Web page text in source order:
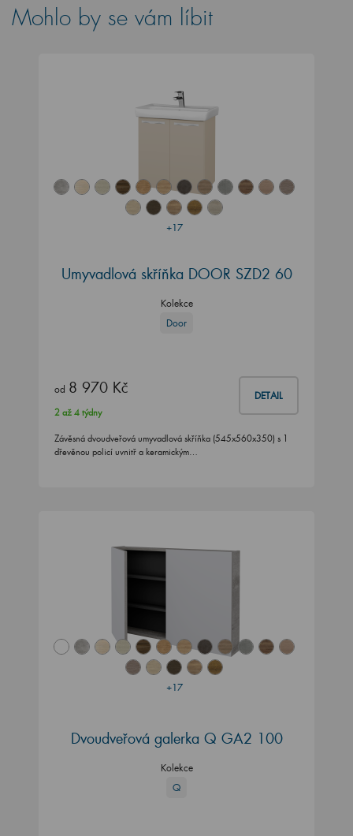
Mohlo by se vám líbit
+17
Umyvadlová skříňka DOOR SZD2 60
Kolekce
Door
od 8 970 Kč DETAIL
2 až 4 týdny
Závěsná dvoudveřová umyvadlová skříňka (545x560x350) s 1
dřevěnou policí uvnitř a keramickým…
+17
Dvoudveřová galerka Q GA2 100
Kolekce
Q